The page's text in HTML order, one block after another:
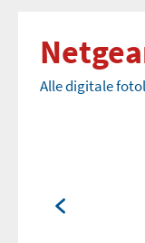
Alle digitale